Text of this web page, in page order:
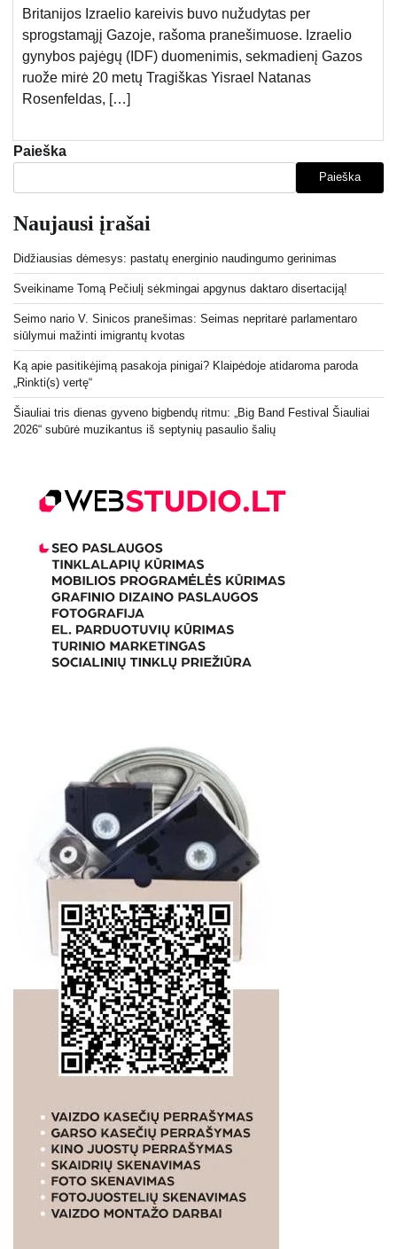
Britanijos Izraelio kareivis buvo nužudytas per
sprogstamąjį Gazoje, rašoma pranešimuose. Izraelio
gynybos pajėgų (IDF) duomenimis, sekmadienį Gazos
ruože mirė 20 metų Tragiškas Yisrael Natanas
Rosenfeldas, […]
Paieška
Paieška
Naujausi įrašai
Didžiausias dėmesys: pastatų energinio naudingumo gerinimas
Sveikiname Tomą Pečiulį sėkmingai apgynus daktaro disertaciją!
Seimo nario V. Sinicos pranešimas: Seimas nepritarė parlamentaro
siūlymui mažinti imigrantų kvotas
Ką apie pasitikėjimą pasakoja pinigai? Klaipėdoje atidaroma paroda
„Rinkti(s) vertę“
Šiauliai tris dienas gyveno bigbendų ritmu: „Big Band Festival Šiauliai
2026“ subūrė muzikantus iš septynių pasaulio šalių